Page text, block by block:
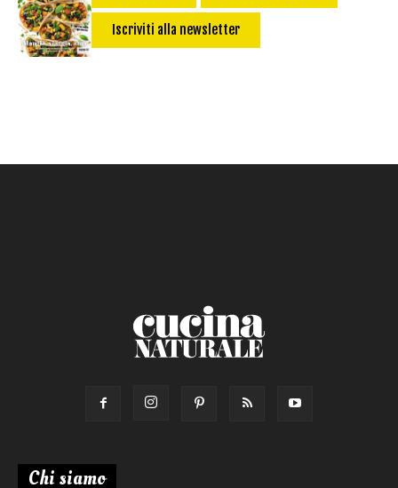
Primo
Salsa
Calorie max (kcal):
Iscriviti alla newsletter
Chi siamo